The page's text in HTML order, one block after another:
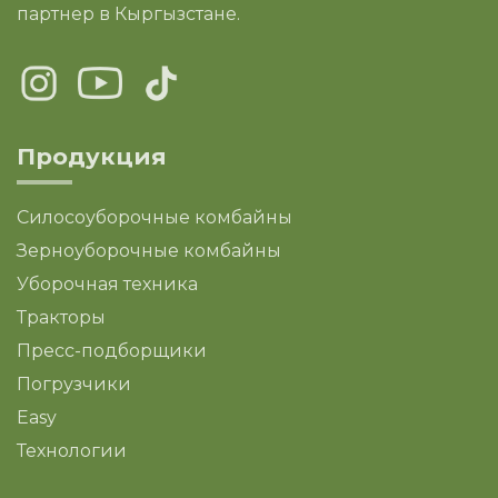
партнер в Кыргызстане.
Продукция
Силосоуборочные комбайны
Зерноуборочные комбайны
Уборочная техника
Тракторы
Пресс-подборщики
Погрузчики
Easy
Технологии